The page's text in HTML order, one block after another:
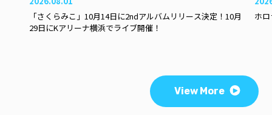
「さくらみこ」10月14日に2ndアルバムリリース決定！10月
29日にKアリーナ横浜でライブ開催！
ホ
View More